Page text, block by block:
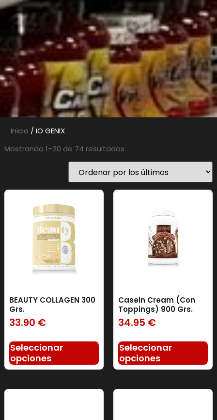
Inicio / IO GENIX
Mostrando 1–20 de 74 resultados
BEAUTY COLLAGEN 300
Grs.
33.90 €
Seleccionar
opciones
Casein Cream (Con
Toppings) 900 Grs.
34.95 €
Seleccionar
opciones